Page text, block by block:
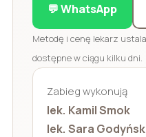
💬 WhatsApp
Metodę i cenę lekarz
dostępne w ciągu kilku dni.
Zabieg wykonują
lek. Kamil Smok
lek. Sara